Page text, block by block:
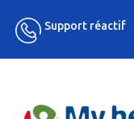
Support réactif